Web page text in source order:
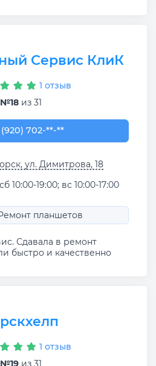
Сервис КлиК
1 отзыв
№18из 31
702-02-02
(920) 702-**-**
ул. Димитрова, 18
10:00-19:00; вс 10:00-17:00
планшетов
Сдавала в ремонт
быстро и качественно
1 отзыв
№19из 31